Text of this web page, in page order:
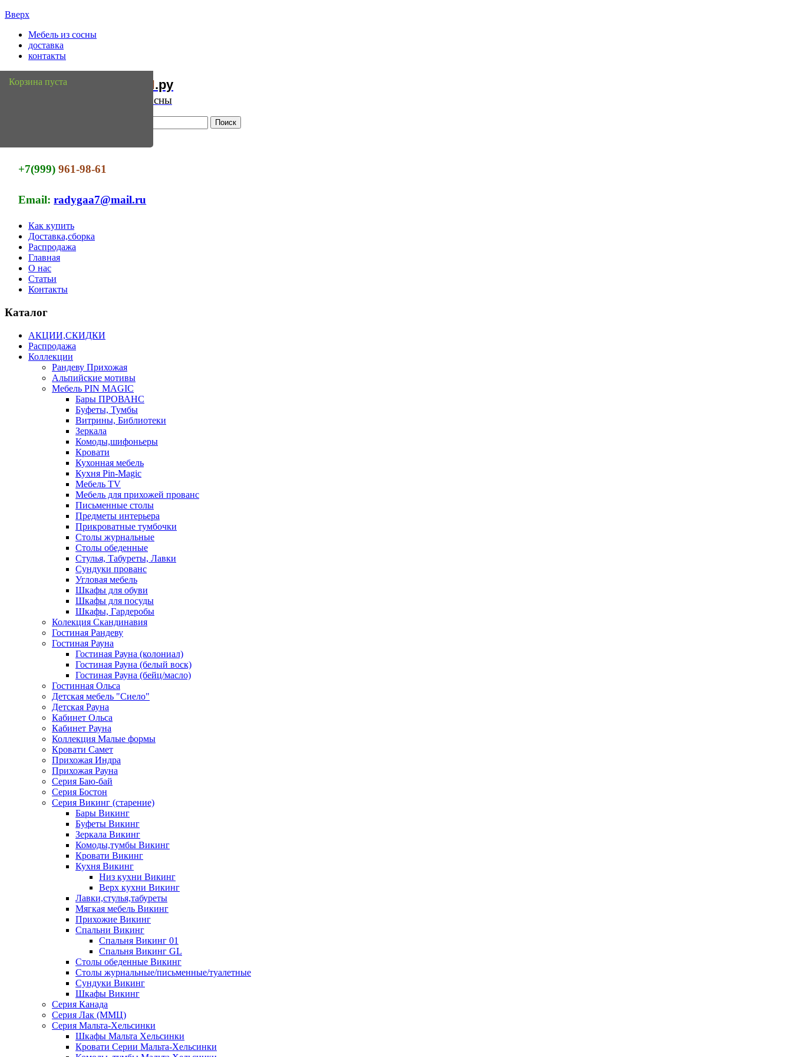
Вверх
Мебель из сосны
доставка
контакты
Мебель Сосны.ру
Интернет магазин мебели из сосны
+7(999)961-98-61
Email:radygaa7@mail.ru
Как купить
Доставка,сборка
Распродажа
Главная
О нас
Статьи
Контакты
Корзина пуста
Каталог
АКЦИИ,СКИДКИ
Распродажа
Коллекции
Рандеву Прихожая
Альпийские мотивы
Мебель PIN MAGIС
Бары ПРОВАНС
Буфеты, Тумбы
Витрины, Библиотеки
Зеркала
Комоды,шифоньеры
Кровати
Кухонная мебель
Кухня Pin-Magic
Мебель TV
Мебель для прихожей прованс
Письменные столы
Предметы интерьера
Прикроватные тумбочки
Столы журнальные
Столы обеденные
Стулья, Табуреты, Лавки
Сундуки прованс
Угловая мебель
Шкафы для обуви
Шкафы для посуды
Шкафы, Гардеробы
Колекция Скандинавия
Гостиная Рандеву
Гостиная Рауна
Гостиная Рауна (колониал)
Гостиная Рауна (белый воск)
Гостиная Рауна (бейц/масло)
Гостинная Ольса
Детская мебель "Сиело"
Детская Рауна
Кабинет Ольса
Кабинет Рауна
Коллекция Малые формы
Кровати Самет
Прихожая Индра
Прихожая Рауна
Серия Баю-бай
Серия Бостон
Серия Викинг (старение)
Бары Викинг
Буфеты Викинг
Зеркала Викинг
Комоды,тумбы Викинг
Кровати Викинг
Кухня Викинг
Низ кухни Викинг
Верх кухни Викинг
Лавки,стулья,табуреты
Мягкая мебель Викинг
Прихожие Викинг
Спальни Викинг
Спальня Викинг 01
Спальня Викинг GL
Столы обеденные Викинг
Столы журнальные/письменные/туалетные
Сундуки Викинг
Шкафы Викинг
Серия Канада
Серия Лак (ММЦ)
Серия Мальта-Хельсинки
Шкафы Мальта Хельсинки
Кровати Серии Мальта-Хельсинки